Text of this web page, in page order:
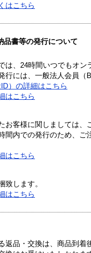
はこちら
品書等の発行について
は、24時間いつでもオン
には、一般法人会員（
）の詳細はこちら
はこちら
お客様に関しましては、
間内での発行のため、
はこちら
致します。
はこちら
返品・交換は、商品到